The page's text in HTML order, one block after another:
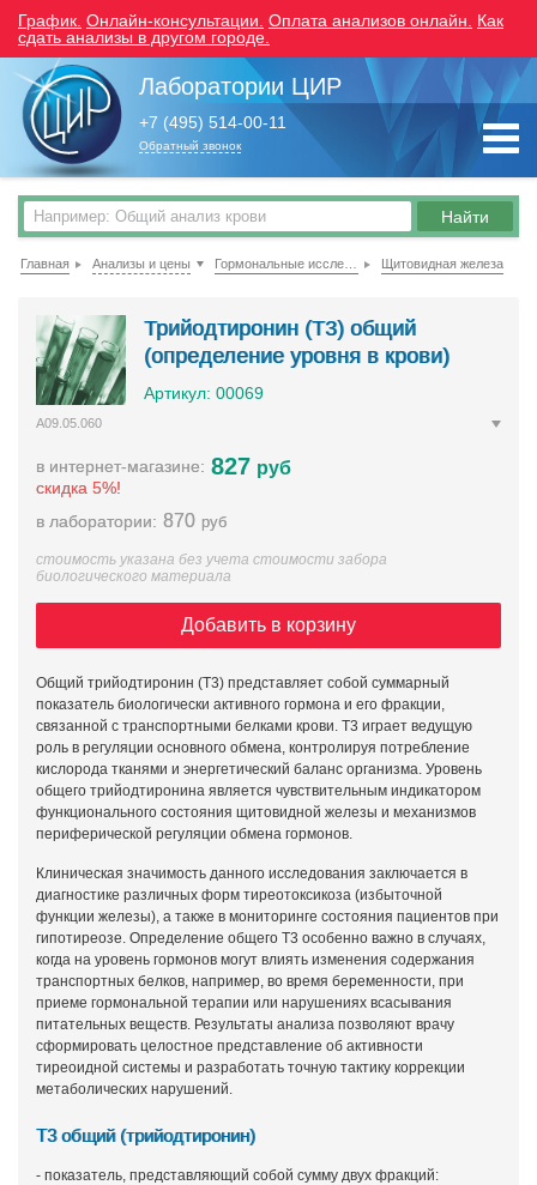
График. Онлайн-консультации. Оплата анализов онлайн.
Как
сдать анализы в другом городе.
Лаборатории ЦИР
+7 (495) 514-00-11
Обратный звонок
Главная Анализы и цены Щитовидная железа
Трийодтиронин (Т3) общий
(определение уровня в крови)
Артикул: 00069
A09.05.060
в интернет-магазине:
скидка 5%!
827 руб
в лаборатории: 870 руб
стоимость указана без учета стоимости забора
биологического материала
Добавить в корзину
Общий трийодтиронин (Т3) представляет собой суммарный
показатель биологически активного гормона и его фракции,
связанной с транспортными белками крови. Т3 играет ведущую
роль в регуляции основного обмена, контролируя потребление
кислорода тканями и энергетический баланс организма. Уровень
общего трийодтиронина является чувствительным индикатором
функционального состояния щитовидной железы и механизмов
периферической регуляции обмена гормонов.
Клиническая значимость данного исследования заключается в
диагностике различных форм тиреотоксикоза (избыточной
функции железы), а также в мониторинге состояния пациентов при
гипотиреозе. Определение общего Т3 особенно важно в случаях,
когда на уровень гормонов могут влиять изменения содержания
транспортных белков, например, во время беременности, при
приеме гормональной терапии или нарушениях всасывания
питательных веществ. Результаты анализа позволяют врачу
сформировать целостное представление об активности
тиреоидной системы и разработать точную тактику коррекции
метаболических нарушений.
Т3 общий (трийодтиронин)
- показатель, представляющий собой сумму двух фракций: